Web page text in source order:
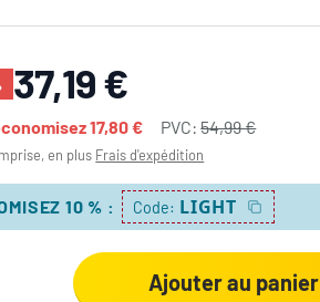
37,19 €
17,80 € PVC:54,99 €
en plus Frais d'expédition
10 % : Code: LIGHT
Ajouter au panier